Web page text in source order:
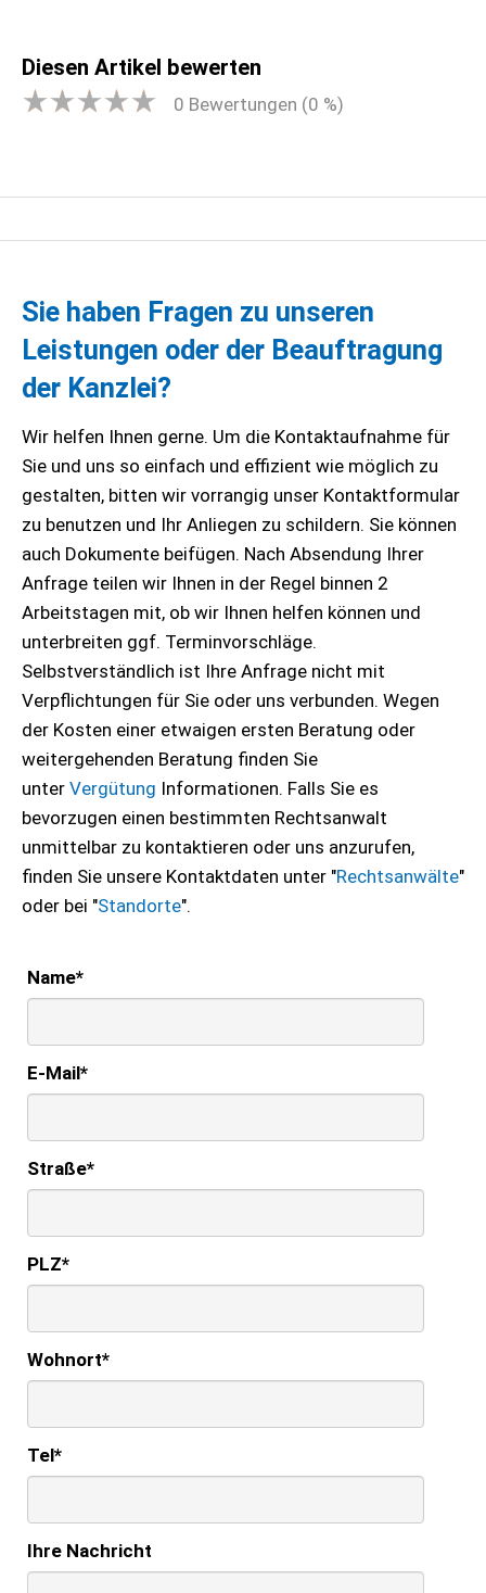
Diesen Artikel bewerten
0 Bewertungen (0 %)
Sie haben Fragen zu unseren
Leistungen oder der Beauftragung
der Kanzlei?
Wir helfen Ihnen gerne. Um die Kontaktaufnahme für
Sie und uns so einfach und effizient wie möglich zu
gestalten, bitten wir vorrangig unser Kontaktformular
zu benutzen und Ihr Anliegen zu schildern. Sie können
auch Dokumente beifügen. Nach Absendung Ihrer
Anfrage teilen wir Ihnen in der Regel binnen 2
Arbeitstagen mit, ob wir Ihnen helfen können und
unterbreiten ggf. Terminvorschläge.
Selbstverständlich ist Ihre Anfrage nicht mit
Verpflichtungen für Sie oder uns verbunden. Wegen
der Kosten einer etwaigen ersten Beratung oder
weitergehenden Beratung finden Sie
unter Vergütung Informationen. Falls Sie es
bevorzugen einen bestimmten Rechtsanwalt
unmittelbar zu kontaktieren oder uns anzurufen,
finden Sie unsere Kontaktdaten unter "Rechtsanwälte"
oder bei "Standorte".
Name*
E-Mail*
Straße*
PLZ*
Wohnort*
Tel*
Ihre Nachricht